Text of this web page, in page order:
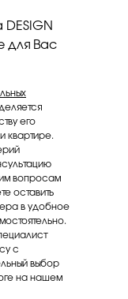
для Вас
его
квартире.
вопросам
оставить
в удобное
с
выбор
на нашем